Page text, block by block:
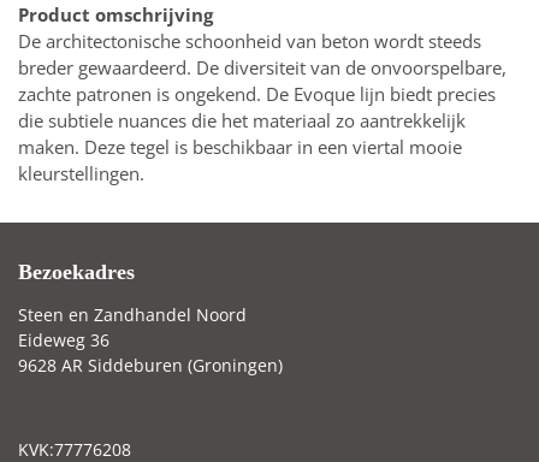
Product omschrijving
De architectonische schoonheid van beton wordt steeds
breder gewaardeerd. De diversiteit van de onvoorspelbare,
zachte patronen is ongekend. De Evoque lijn biedt precies
die subtiele nuances die het materiaal zo aantrekkelijk
maken. Deze tegel is beschikbaar in een viertal mooie
kleurstellingen.
Bezoekadres
Steen en Zandhandel Noord
Eideweg 36
9628 AR Siddeburen (Groningen)
KVK:77776208